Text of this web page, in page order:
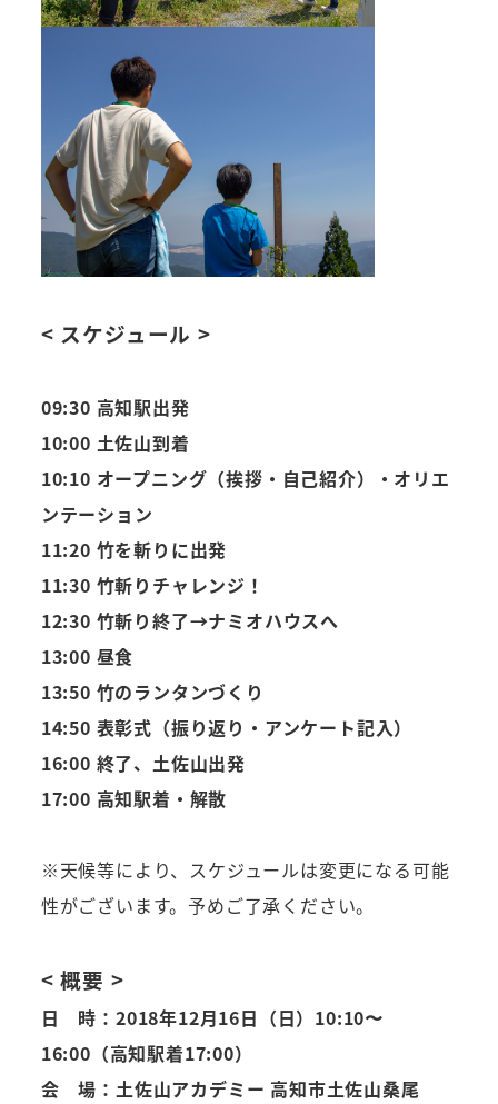
< スケジュール >
09:30 高知駅出発
10:00 土佐山到着
10:10 オープニング（挨拶・自己紹介）・オリエ
ンテーション
11:20 竹を斬りに出発
11:30 竹斬りチャレンジ！
12:30 竹斬り終了→ナミオハウスへ
13:00 昼食
13:50 竹のランタンづくり
14:50 表彰式（振り返り・アンケート記入）
16:00 終了、土佐山出発
17:00 高知駅着・解散
※天候等により、スケジュールは変更になる可能
性がございます。予めご了承ください。
< 概要 >
日 時：2018年12月16日（日）10:10〜
16:00（高知駅着17:00）
会 場：土佐山アカデミー 高知市土佐山桑尾